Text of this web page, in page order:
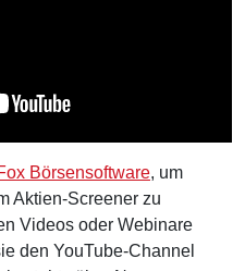
Börsensoftware, um
Aktien-Screener zu
Videos oder Webinare
den YouTube-Channel